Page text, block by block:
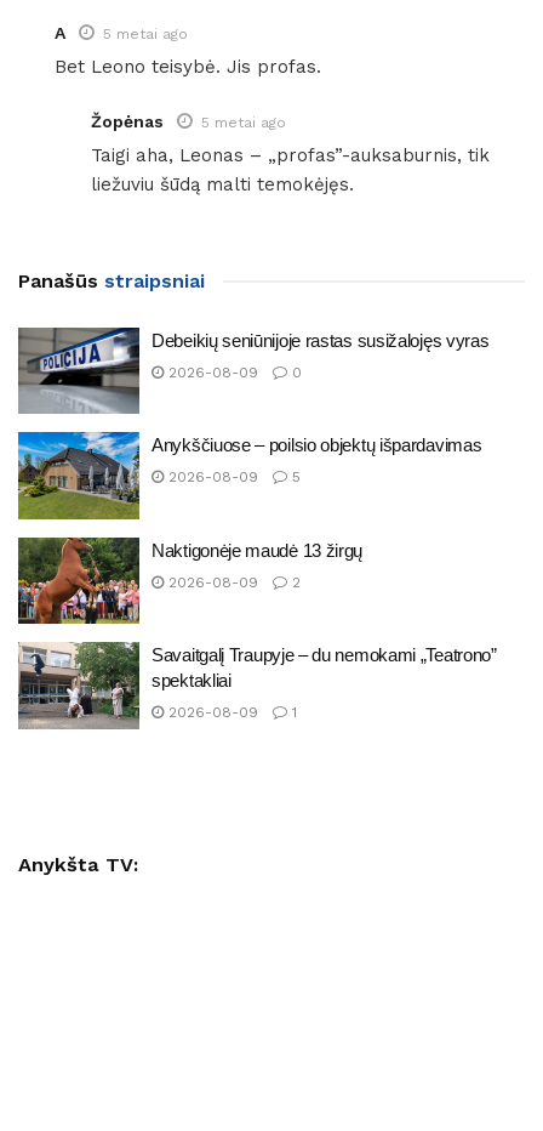
A 5 metai ago
Bet Leono teisybė. Jis profas.
Žopėnas 5 metai ago
Taigi aha, Leonas – „profas”-auksaburnis, tik
liežuviu šūdą malti temokėjęs.
Panašūs straipsniai
Debeikių seniūnijoje rastas susižalojęs vyras
2026-08-09 0
Anykščiuose – poilsio objektų išpardavimas
2026-08-09 5
Naktigonėje maudė 13 žirgų
2026-08-09 2
Savaitgalį Traupyje – du nemokami „Teatrono”
spektakliai
2026-08-09 1
Anykšta TV: